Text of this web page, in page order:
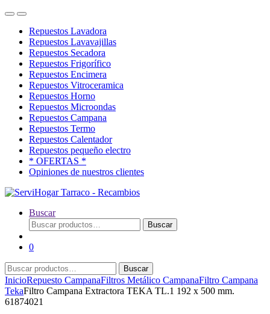
OpenClose
Repuestos Lavadora
Repuestos Lavavajillas
Repuestos Secadora
Repuestos Frigorífico
Repuestos Encimera
Repuestos Vitroceramica
Repuestos Horno
Repuestos Microondas
Repuestos Campana
Repuestos Termo
Repuestos Calentador
Repuestos pequeño electro
* OFERTAS *
Opiniones de nuestros clientes
Buscar
Buscar
por:
Buscar
0
Buscar
por:
Buscar
InicioRepuesto CampanaFiltros Metálico CampanaFiltro Campana
TekaFiltro Campana Extractora TEKA TL.1 192 x 500 mm.
61874021